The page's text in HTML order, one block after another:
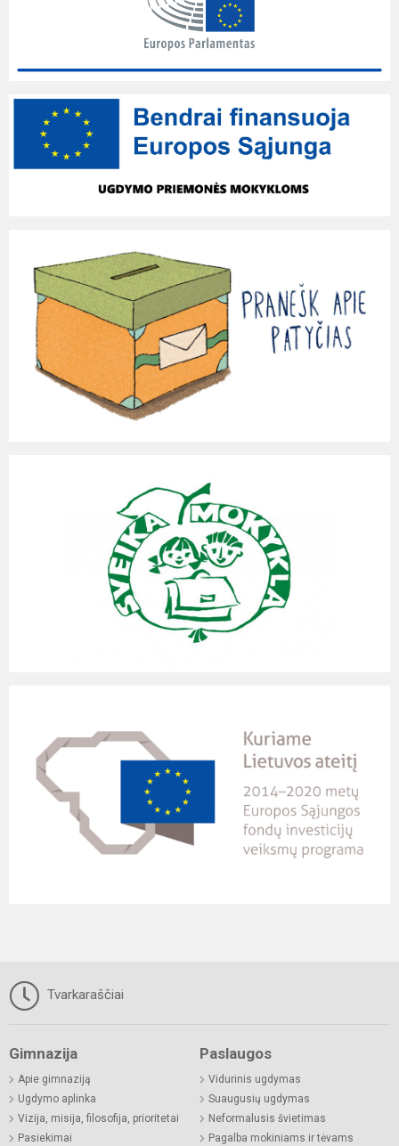
Tvarkaraščiai
Gimnazija
Apie gimnaziją
Ugdymo aplinka
Vizija, misija, filosofija, prioritetai
Pasiekimai
Paslaugos
Vidurinis ugdymas
Suaugusių ugdymas
Neformalusis švietimas
Pagalba mokiniams ir tėvams